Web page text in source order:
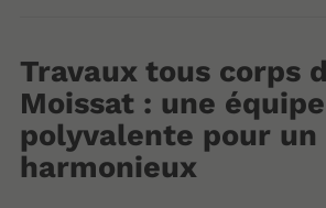
Travaux tous corps
Moissat : une équipe
polyvalente pour
harmonieux